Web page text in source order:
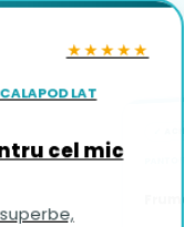
★★★★★
LAT
cel mic